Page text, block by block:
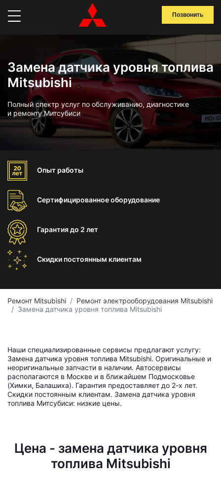
Позвонить
Замена датчика уровня топлива
Mitsubishi
Полный спектр услуг по обслуживанию, диагностике
и ремонту Митсубиси
Опыт работы
Сертифицированноеоборудование
Гарантиядо 2 лет
Скидки постоянным клиентам
Ремонт Mitsubishi
Ремонт электрооборудования Mitsubishi
Замена датчика уровня топлива Mitsubishi
Наши специализированные сервисы предлагают услугу:
Замена датчика уровня топлива Mitsubishi. Оригинальные и
неоригинальные запчасти в наличии. Автосервисы
располагаются в Москве и в ближайшем Подмосковье
(Химки, Балашиха). Гарантия предоставляет до 2-х лет.
Скидки постоянным клиентам. Замена датчика уровня
топлива Митсубиси: низкие цены.
Цена - замена датчика уровня
топлива Mitsubishi